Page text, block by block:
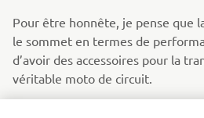
Pour être honnête, je pense que
le sommet en termes de
d’avoir des accessoires pour la
véritable moto de circuit.